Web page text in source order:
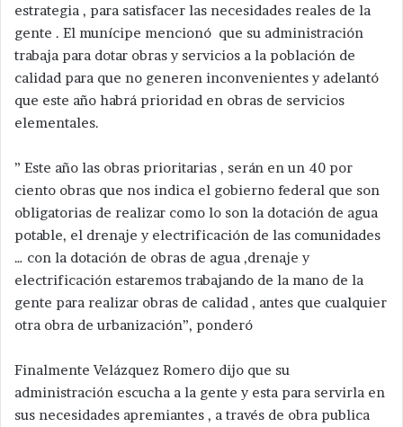
estrategia , para satisfacer las necesidades reales de la
gente . El munícipe mencionó que su administración
trabaja para dotar obras y servicios a la población de
calidad para que no generen inconvenientes y adelantó
que este año habrá prioridad en obras de servicios
elementales.
” Este año las obras prioritarias , serán en un 40 por
ciento obras que nos indica el gobierno federal que son
obligatorias de realizar como lo son la dotación de agua
potable, el drenaje y electrificación de las comunidades
… con la dotación de obras de agua ,drenaje y
electrificación estaremos trabajando de la mano de la
gente para realizar obras de calidad , antes que cualquier
otra obra de urbanización”, ponderó
Finalmente Velázquez Romero dijo que su
administración escucha a la gente y esta para servirla en
sus necesidades apremiantes , a través de obra publica